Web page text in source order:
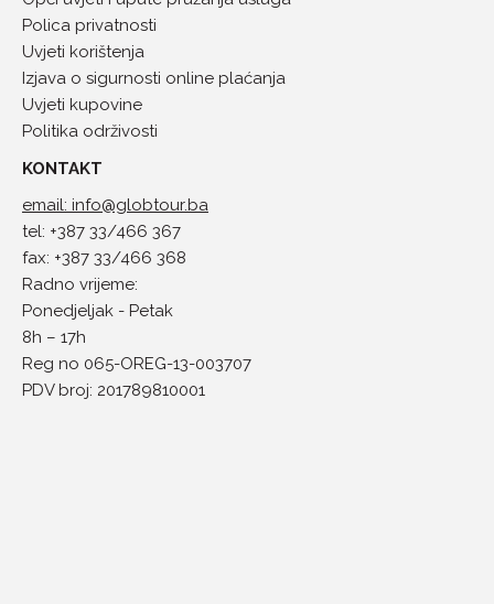
Polica privatnosti
Uvjeti korištenja
Izjava o sigurnosti online plaćanja
Uvjeti kupovine
Politika održivosti
KONTAKT
email: info@globtour.ba
tel: +387 33/466 367
fax: +387 33/466 368
Radno vrijeme:
Ponedjeljak - Petak
8h – 17h
Reg no 065-OREG-13-003707
PDV broj: 201789810001